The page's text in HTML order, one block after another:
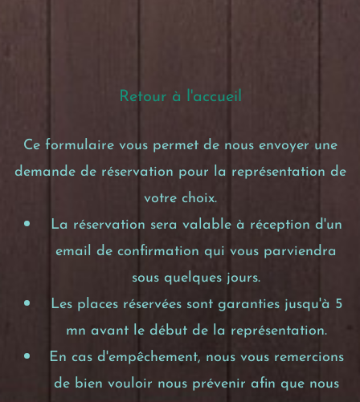
Retour à l'accueil
Ce formulaire vous permet de nous envoyer une
demande de réservation pour la représentation de
votre choix.
La réservation sera valable à réception d'un
email de confirmation qui vous parviendra
sous quelques jours.
Les places réservées sont garanties jusqu'à 5
mn avant le début de la représentation.
En cas d'empêchement, nous vous remercions
de bien vouloir nous prévenir afin que nous